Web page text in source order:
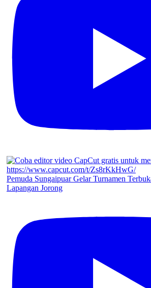
Pemuda Sungaipuar Gelar Turnamen
Lapangan Jorong